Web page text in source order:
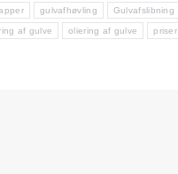
gulvafhøvling Gulvafslibning
af gulve oliering af gulve priser